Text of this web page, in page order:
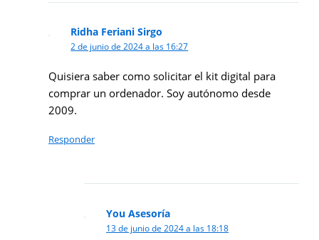
Ridha Feriani Sirgo
2 de junio de 2024 a las 16:27
Quisiera saber como solicitar el kit digital para
comprar un ordenador. Soy autónomo desde
2009.
Responder
You Asesoría
13 de junio de 2024 a las 18:18